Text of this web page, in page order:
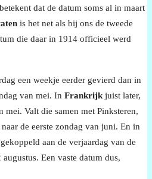
dat de datum soms al in maart
is het net als bij ons de tweede
die daar in 1914 officieel werd
een weekje eerder gevierd dan in
van mei. In Frankrijk juist later,
mei. Valt die samen met Pinksteren,
de eerste zondag van juni. En in
aan de verjaardag van de
Een vaste datum dus,